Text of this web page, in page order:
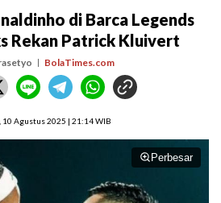
di Barca Legends
Rekan Patrick Kluivert
BolaTimes.com
10 Agustus 2025 | 21:14 WIB
Perbesar